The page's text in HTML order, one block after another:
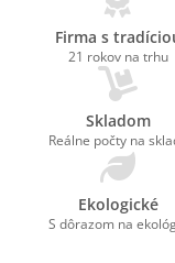
Firma s
21 rokov na trhu
Skladom
Reálne počty na
Ekologické
S dôrazom na